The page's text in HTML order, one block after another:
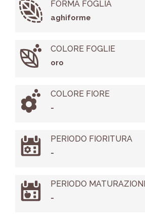
FORMA FOGLIA
aghiforme
COLORE FOGLIE
oro
COLORE FIORE
-
PERIODO FIORITURA
-
PERIODO
-